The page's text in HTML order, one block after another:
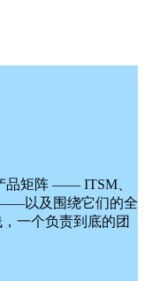
品矩阵 —— ITSM、
以及围绕它们的全
一个负责到底的团